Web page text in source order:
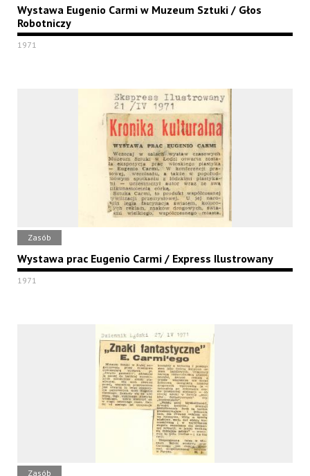
Wystawa Eugenio Carmi w Muzeum Sztuki / Głos
Robotniczy
1971
Zasób
Wystawa prac Eugenio Carmi / Express Ilustrowany
1971
Zasób